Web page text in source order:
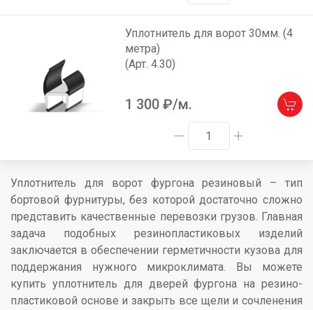
Уплотнитель для ворот 30мм. (4
метра)
(Арт. 4.30)
1 300 ₽/м.
Уплотнитель для ворот фургона резиновый – тип
бортовой фурнитуры, без которой достаточно сложно
представить качественные перевозки грузов. Главная
задача подобных резинопластиковых изделий
заключается в обеспечении герметичности кузова для
поддержания нужного микроклимата. Вы можете
купить уплотнитель для дверей фургона на резино-
пластиковой основе и закрыть все щели и сочленения